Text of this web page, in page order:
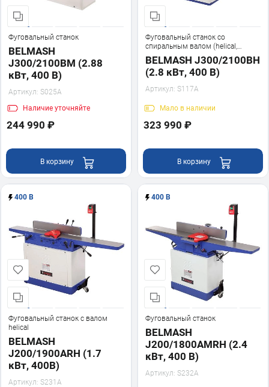
Фуговальный станок
BELMASH
J300/2100ВМ (2.88
кВт, 400 В)
Артикул: S025A
Наличие уточняйте
244 990 ₽
В корзину
Фуговальный станок со
спиральным валом (helical,
хеликал)
BELMASH J300/2100ВH
(2.8 кВт, 400 В)
Артикул: S117A
Мало в наличии
323 990 ₽
В корзину
400 В
Фуговальный станок с валом
helical
BELMASH
J200/1900ARH (1.7
кВт, 400В)
Артикул: S231A
400 В
Фуговальный станок
BELMASH
J200/1800AMRH (2.4
кВт, 400 В)
Артикул: S232A